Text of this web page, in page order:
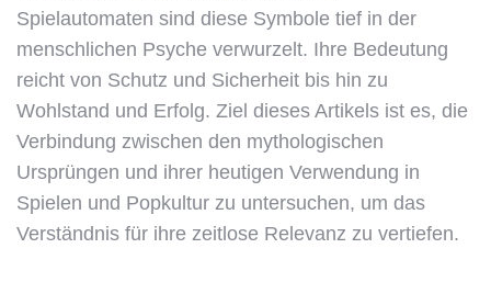
Spielautomaten sind diese Symbole tief in der
menschlichen Psyche verwurzelt. Ihre Bedeutung
reicht von Schutz und Sicherheit bis hin zu
Wohlstand und Erfolg. Ziel dieses Artikels ist es, die
Verbindung zwischen den mythologischen
Ursprüngen und ihrer heutigen Verwendung in
Spielen und Popkultur zu untersuchen, um das
Verständnis für ihre zeitlose Relevanz zu vertiefen.